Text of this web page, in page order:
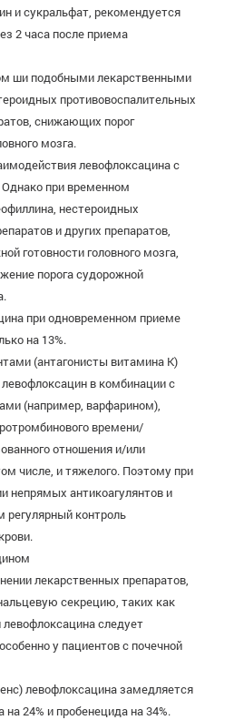
и сукральфат, рекомендуется
2 часа после приема
ши подобными лекарственными
противовоспалительных
снижающих порог
мозга.
левофлоксацина с
при временном
нестероидных
и других препаратов,
готовности головного мозга,
порога судорожной
при одновременном приеме
на 13%.
(антагонисты витамина К)
в комбинации с
(например, варфарином),
времени/
отношения и/или
числе, и тяжелого. Поэтому при
непрямых антикоагулянтов и
регулярный контроль
лекарственных препаратов,
секрецию, таких как
следует
у пациентов с почечной
левофлоксацина замедляется
24% и пробенецида на 34%.